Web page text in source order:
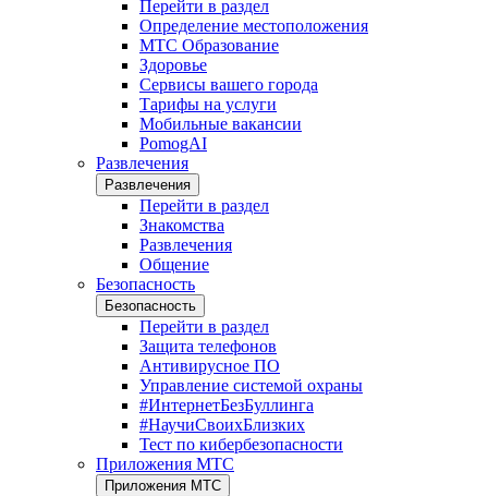
Перейти в раздел
Определение местоположения
МТС Образование
Здоровье
Сервисы вашего города
Тарифы на услуги
Мобильные вакансии
PomogAI
Развлечения
Развлечения
Перейти в раздел
Знакомства
Развлечения
Общение
Безопасность
Безопасность
Перейти в раздел
Защита телефонов
Антивирусное ПО
Управление системой охраны
#ИнтернетБезБуллинга
#НаучиСвоихБлизких
Тест по кибербезопасности
Приложения МТС
Приложения МТС